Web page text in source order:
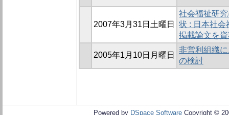
2007年3月31日土曜日
社会福祉研
状 : 日本社会
掲載論文を
2005年1月10日月曜日
非営利組織
の検討
Powered by DSpace Software Copyright ©